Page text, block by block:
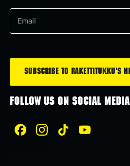
policy
Email
FOLLOW US ON SOCIAL MEDIA